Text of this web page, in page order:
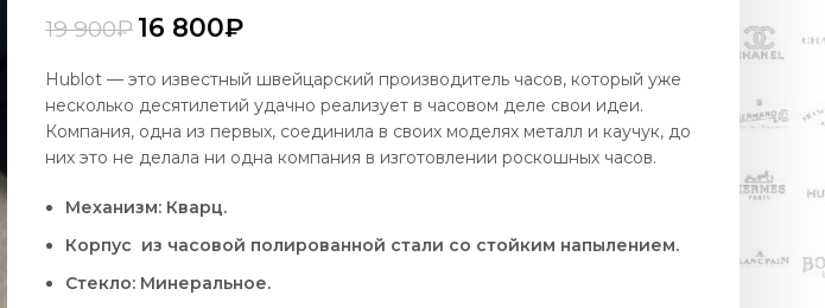
₽
₽
19 900₽ 16 800₽
Hublot — это известный швейцарский производитель часов, который уже
несколько десятилетий удачно реализует в часовом деле свои идеи.
Компания, одна из первых, соединила в своих моделях металл и каучук, до
них это не делала ни одна компания в изготовлении роскошных часов.
Механизм: Кварц.
Корпус из часовой полированной стали со стойким напылением.
Стекло: Минеральное.